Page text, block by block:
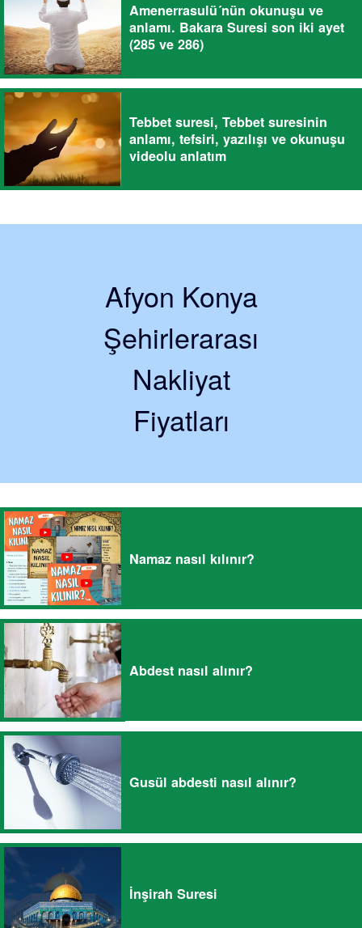
Amenerrasulü´nün okunuşu ve
anlamı. Bakara Suresi son iki ayet
(285 ve 286)
Tebbet suresi, Tebbet suresinin
anlamı, tefsiri, yazılışı ve okunuşu
videolu anlatım
Afyon Konya
Şehirlerarası
Nakliyat
Fiyatları
Namaz nasıl kılınır?
Abdest nasıl alınır?
Gusül abdesti nasıl alınır?
İnşirah Suresi